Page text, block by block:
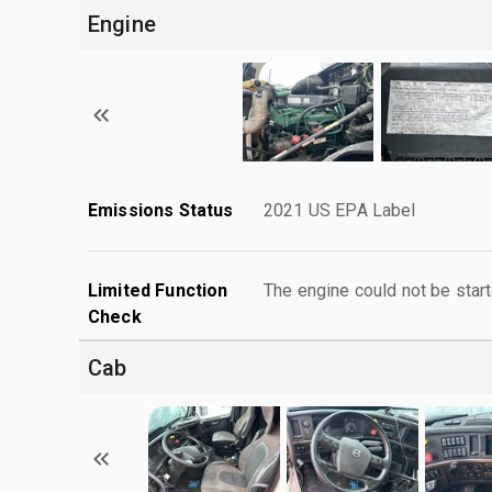
Engine
Emissions Status 2021 US EPA Label
Limited Function
Check
The engine could not be
Cab